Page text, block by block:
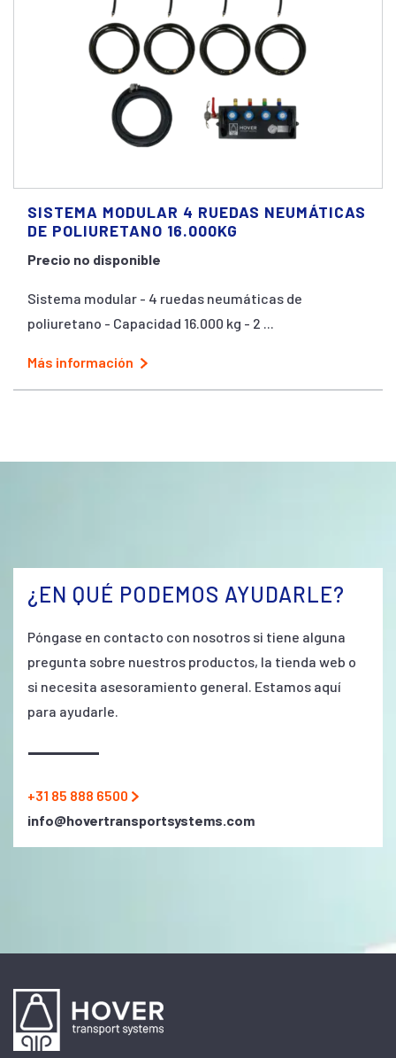
SISTEMA MODULAR 4 RUEDAS NEUMÁTICAS
DE POLIURETANO 16.000KG
Precio no disponible
Sistema modular - 4 ruedas neumáticas de
poliuretano - Capacidad 16.000 kg - 2 ...
Más información
¿EN QUÉ PODEMOS AYUDARLE?
Póngase en contacto con nosotros si tiene alguna
pregunta sobre nuestros productos, la tienda web o
si necesita asesoramiento general. Estamos aquí
para ayudarle.
+31 85 888 6500
info@hovertransportsystems.com